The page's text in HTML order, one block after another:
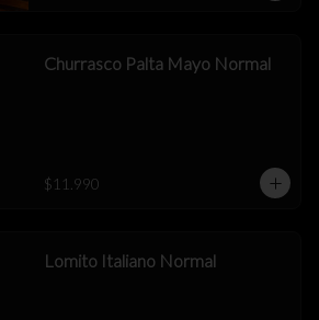
Churrasco Palta Mayo Normal
$11.990
Lomito Italiano Normal